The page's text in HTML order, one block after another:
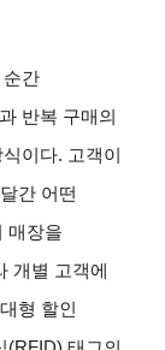
순간
반복 구매의
이다. 고객이
간 어떤
매장을
개별 고객에
형 할인